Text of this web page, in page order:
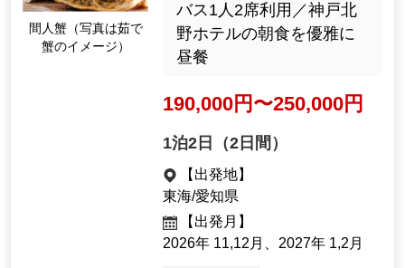
間人蟹（写真は茹で
蟹のイメージ）
バス1人2席利用／神戸北
野ホテルの朝食を優雅に
昼餐
190,000円〜250,000円
1泊2日（2日間）
【出発地】
東海/愛知県
【出発月】
2026年 11,12月、2027年 1,2月